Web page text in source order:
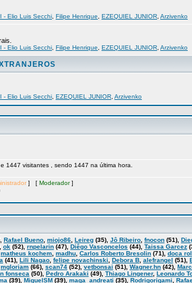
- Elio Luis Secchi Filipe Henrique EZEQUIEL JUNIOR Arzivenko
- Elio Luis Secchi Filipe Henrique EZEQUIEL JUNIOR Arzivenko
- Elio Luis Secchi EZEQUIEL JUNIOR Arzivenko
1447 visitantes , sendo 1447 na última hora.
] [ Moderador]
Rafael Bueno miojo86 Leireg (35), Jô Ribeiro fnocon (51),
ok (52), rnpelarin (47), Diêgo Vasconcelos (44), Taissa Garcez
matheus kochem madhu Carlos Roberto Bresolin (71), doca
(41), Lili Nagao felipe novachinski Debora B alefrangel (51),
mgloriam (66), scan74 (52), vetbonsai (51), Wagner.hn (42),
fonseca (50), Pedro Arakaki (49), Thiago Lingener, Leonardo
(39), MiguelSM (39), maga_andreati (35), Rodrigorigami